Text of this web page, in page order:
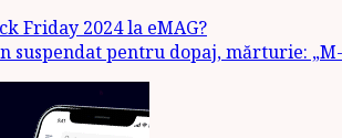
Friday 2024 la eMAG?
suspendat pentru dopaj, mărturie: